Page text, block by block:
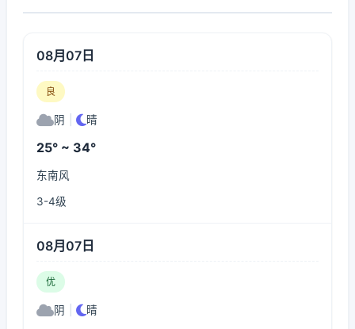
08月07日
良
阴 晴
25° ~ 34°
东南风
3-4级
08月07日
优
阴 晴